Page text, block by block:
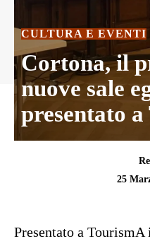
CULTURA E EVENTI
Cortona, il
nuove sale
presentato
25
Presentato a